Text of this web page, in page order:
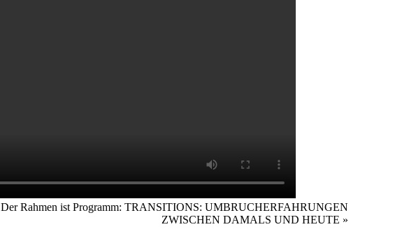
Der Rahmen ist Programm: TRANSITIONS: UMBRUCHERFAHRUNGEN
ZWISCHEN DAMALS UND HEUTE »